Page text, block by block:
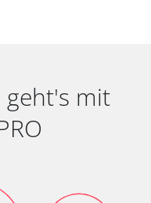
geht's mit